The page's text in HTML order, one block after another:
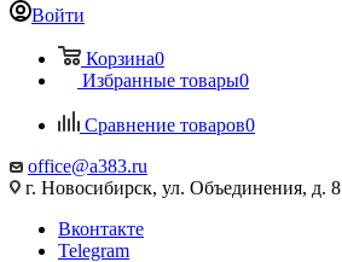
Войти
Корзина0
Избранные товары0
Сравнение товаров0
office@a383.ru
г. Новосибирск, ул. Объединения, д. 8
Вконтакте
Telegram